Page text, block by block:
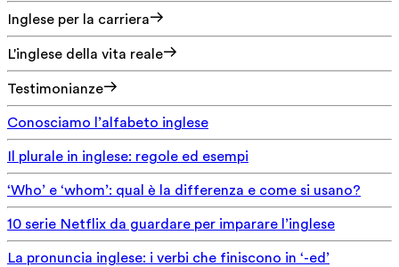
Inglese per la carriera
L'inglese della vita reale
Testimonianze
Conosciamo l’alfabeto inglese
Il plurale in inglese: regole ed esempi
‘Who’ e ‘whom’: qual è la differenza e come si usano?
10 serie Netflix da guardare per imparare l’inglese
La pronuncia inglese: i verbi che finiscono in ‘-ed’